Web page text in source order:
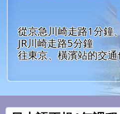
從京急川崎走路1分鐘
JR川崎走路5分鐘
往東京、橫濱站的交